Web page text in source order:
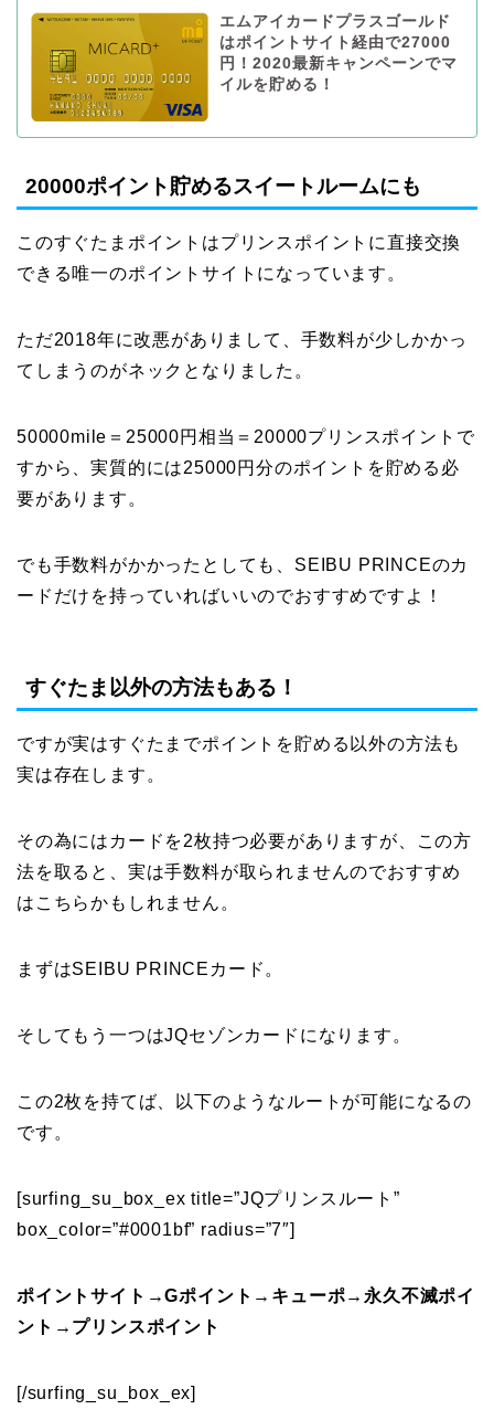
エムアイカードプラスゴールド
はポイントサイト経由で27000
円！2020最新キャンペーンでマ
イルを貯める！
20000ポイント貯めるスイートルームにも
このすぐたまポイントはプリンスポイントに直接交換
できる唯一のポイントサイトになっています。
ただ2018年に改悪がありまして、手数料が少しかかっ
てしまうのがネックとなりました。
50000mile＝25000円相当＝20000プリンスポイントで
すから、実質的には25000円分のポイントを貯める必
要があります。
でも手数料がかかったとしても、SEIBU PRINCEのカ
ードだけを持っていればいいのでおすすめですよ！
すぐたま以外の方法もある！
ですが実はすぐたまでポイントを貯める以外の方法も
実は存在します。
その為にはカードを2枚持つ必要がありますが、この方
法を取ると、実は手数料が取られませんのでおすすめ
はこちらかもしれません。
まずはSEIBU PRINCEカード。
そしてもう一つはJQセゾンカードになります。
この2枚を持てば、以下のようなルートが可能になるの
です。
[surfing_su_box_ex title=”JQプリンスルート”
box_color=”#0001bf” radius=”7″]
ポイントサイト→Gポイント→キューポ→永久不滅ポイ
ント→プリンスポイント
[/surfing_su_box_ex]